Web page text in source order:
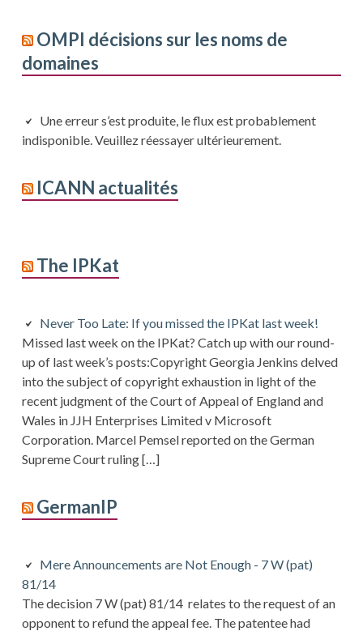
OMPI décisions sur les noms de
domaines
Une erreur s’est produite, le flux est probablement
indisponible. Veuillez réessayer ultérieurement.
ICANN actualités
The IPKat
Never Too Late: If you missed the IPKat last week!
Missed last week on the IPKat? Catch up with our round-
up of last week’s posts:Copyright Georgia Jenkins delved
into the subject of copyright exhaustion in light of the
recent judgment of the Court of Appeal of England and
Wales in JJH Enterprises Limited v Microsoft
Corporation. Marcel Pemsel reported on the German
Supreme Court ruling […]
GermanIP
Mere Announcements are Not Enough - 7 W (pat)
81/14
The decision 7 W (pat) 81/14 relates to the request of an
opponent to refund the appeal fee. The patentee had